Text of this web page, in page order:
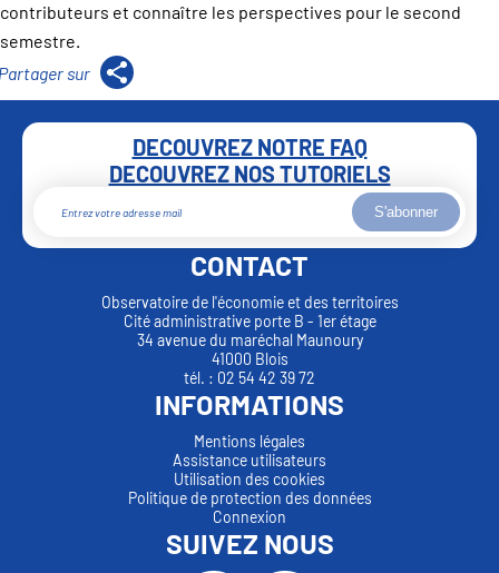
contributeurs et connaître les perspectives pour le second
semestre.
DECOUVREZ NOTRE FAQ
DECOUVREZ NOS TUTORIELS
S'abonner
CONTACT
Observatoire de l'économie et des territoires
Cité administrative porte B - 1er étage
34 avenue du maréchal Maunoury
41000 Blois
tél. : 02 54 42 39 72
INFORMATIONS
Mentions légales
Assistance utilisateurs
Utilisation des cookies
Politique de protection des données
Connexion
SUIVEZ NOUS